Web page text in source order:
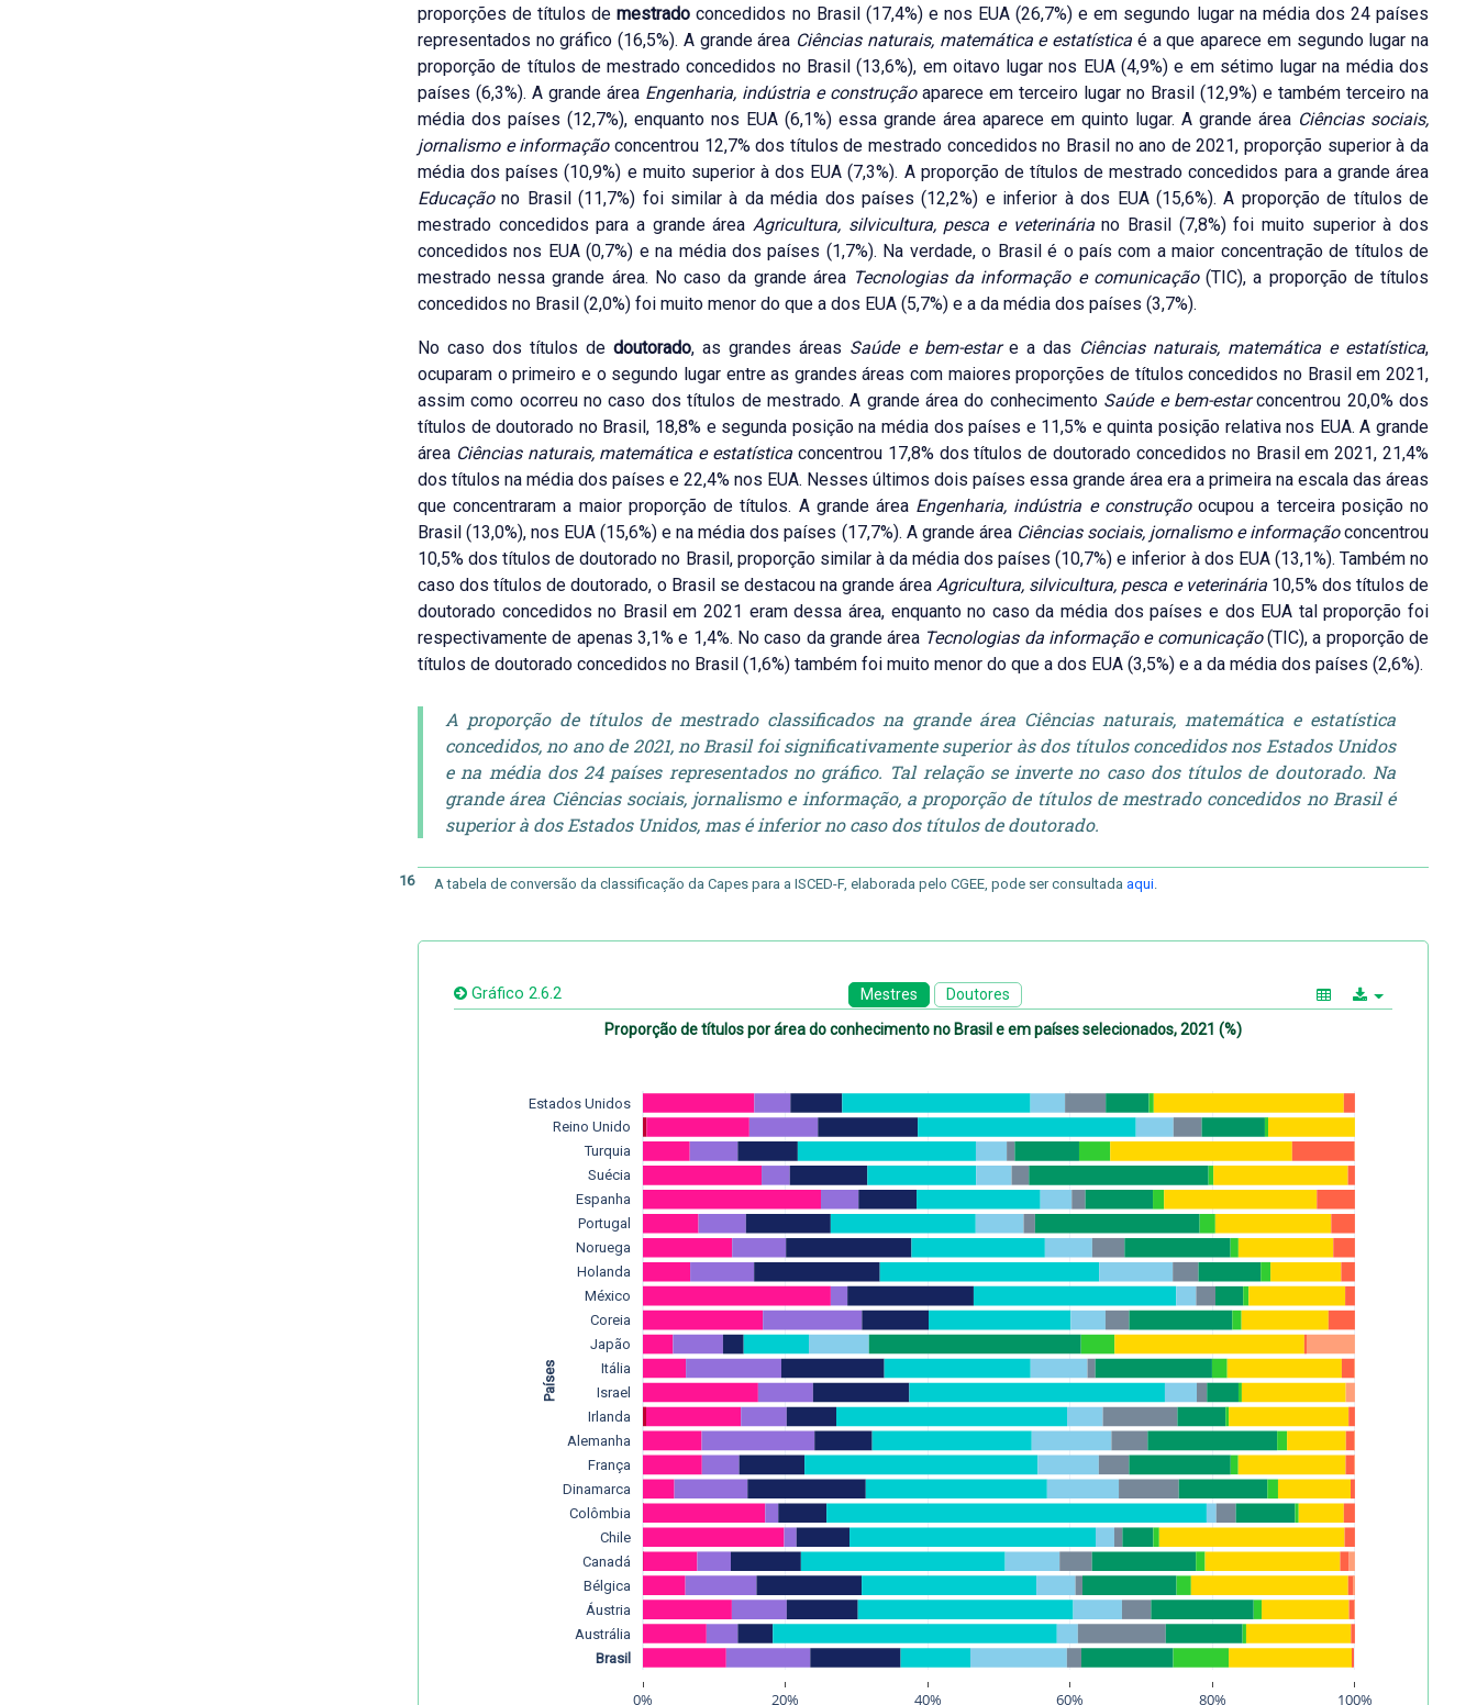
proporções de títulos demestrado concedidos no Brasil (17,4%) e nos EUA (26,7%) e em segundo lugar na média dos 24 países
representados no gráfico (16,5%). A grande área Ciências naturais, matemática e estatística é a que aparece em segundo lugar na
proporção de títulos de mestrado concedidos no Brasil (13,6%), em oitavo lugar nos EUA (4,9%) e em sétimo lugar na média dos
países (6,3%). A grande área Engenharia, indústria e construçãoaparece em terceiro lugar no Brasil (12,9%) e também terceiro na
média dos países (12,7%), enquanto nos EUA (6,1%) essa grande área aparece em quinto lugar. A grande área Ciências sociais,
jornalismo e informaçãoconcentrou 12,7% dos títulos de mestrado concedidos no Brasil no ano de 2021, proporção superior à da
média dos países (10,9%) e muito superior à dos EUA (7,3%). A proporção de títulos de mestrado concedidos para a grande área
Educaçãono Brasil (11,7%) foi similar à da média dos países (12,2%) e inferior à dos EUA (15,6%). A proporção de títulos de
mestrado concedidos para a grande área Agricultura, silvicultura, pesca e veterináriano Brasil (7,8%) foi muito superior à dos
concedidos nos EUA (0,7%) e na média dos países (1,7%). Na verdade, o Brasil é o país com a maior concentração de títulos de
mestrado nessa grande área. No caso da grande área Tecnologias da informação e comunicação(TIC), a proporção de títulos
concedidos no Brasil (2,0%) foi muito menor do que a dos EUA (5,7%) e a da média dos países (3,7%).
No caso dos títulos dedoutorado, as grandes áreas Saúde e bem-estare a das Ciências naturais, matemática e estatística,
ocuparam o primeiro e o segundo lugar entre as grandes áreas com maiores proporções de títulos concedidos no Brasil em 2021,
assim como ocorreu no caso dos títulos de mestrado. A grande área do conhecimento Saúde e bem-estarconcentrou 20,0% dos
títulos de doutorado no Brasil, 18,8% e segunda posição na média dos países e 11,5% e quinta posição relativa nos EUA. A grande
área Ciências naturais, matemática e estatística concentrou 17,8% dos títulos de doutorado concedidos no Brasil em 2021, 21,4%
dos títulos na média dos países e 22,4% nos EUA. Nesses últimos dois países essa grande área era a primeira na escala das áreas
que concentraram a maior proporção de títulos. A grande área Engenharia, indústria e construçãoocupou a terceira posição no
Brasil (13,0%), nos EUA (15,6%) e na média dos países (17,7%). A grande área Ciências sociais, jornalismo e informaçãoconcentrou
10,5% dos títulos de doutorado no Brasil, proporção similar à da média dos países (10,7%) e inferior à dos EUA (13,1%). Também no
caso dos títulos de doutorado, o Brasil se destacou na grande áreaAgricultura, silvicultura, pesca e veterinária10,5% dos títulos de
doutorado concedidos no Brasil em 2021 eram dessa área, enquanto no caso da média dos países e dos EUA tal proporção foi
respectivamente de apenas 3,1% e 1,4%. No caso da grande área Tecnologias da informação e comunicação(TIC), a proporção de
títulos de doutorado concedidos no Brasil (1,6%) também foi muito menor do que a dos EUA (3,5%) e a da média dos países (2,6%).
A proporção de títulos de mestrado classificados na grande área Ciências naturais, matemática e estatística
concedidos, no ano de 2021, no Brasil foi significativamente superior às dos títulos concedidos nos Estados Unidos
e na média dos 24 países representados no gráfico. Tal relação se inverte no caso dos títulos de doutorado. Na
grande área Ciências sociais, jornalismo e informação, a proporção de títulos de mestrado concedidos no Brasil é
superior à dos Estados Unidos, mas é inferior no caso dos títulos de doutorado.
16 A tabela de conversão da classificação da Capes para a ISCED-F, elaborada pelo CGEE, pode ser consultada aqui.
Gráfico 2.6.2 Mestres Doutores
Proporção de títulos por área do conhecimento no Brasil e em países selecionados, 2021 (%)
0% 20% 40% 60% 80% 100%
Brasil
Austrália
Áustria
Bélgica
Canadá
Chile
Colômbia
Dinamarca
França
Alemanha
Irlanda
Israel
Itália
Japão
Coreia
México
Holanda
Noruega
Portugal
Espanha
Suécia
Turquia
Reino Unido
Estados Unidos
Países